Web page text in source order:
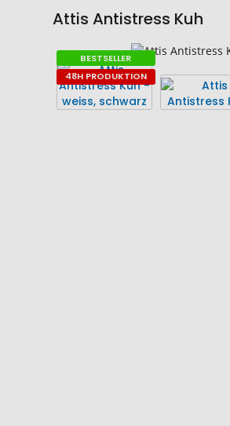
Attis Antistress Kuh
Zum
Ende
der
Bildgalerie
springen
Zum
Anfang
der
Bildgalerie
springen
BESTSELLER
48H PRODUKTION